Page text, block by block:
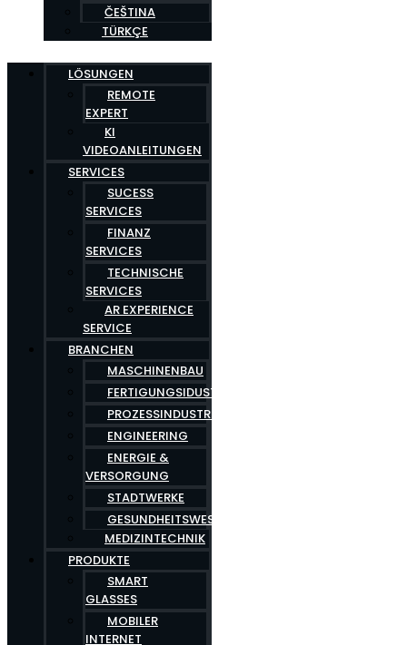
ČEŠTINA
TÜRKÇE
LÖSUNGEN
REMOTE
EXPERT
KI
VIDEOANLEITUNGEN
SERVICES
SUCESS
SERVICES
FINANZ
SERVICES
TECHNISCHE
SERVICES
AR EXPERIENCE
SERVICE
BRANCHEN
MASCHINENBAU
FERTIGUNGSIDUSTRIE
PROZESSINDUSTRIE
ENGINEERING
ENERGIE &
VERSORGUNG
STADTWERKE
GESUNDHEITSWESEN
MEDIZINTECHNIK
PRODUKTE
SMART
GLASSES
MOBILER
INTERNET